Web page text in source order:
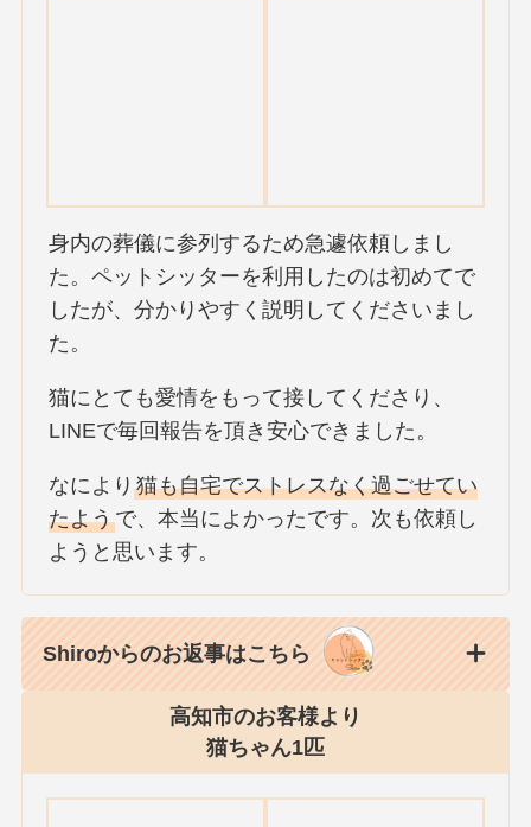
身内の葬儀に参列するため急遽依頼しまし
た。ペットシッターを利用したのは初めてで
したが、分かりやすく説明してくださいまし
た。
猫にとても愛情をもって接してくださり、
LINEで毎回報告を頂き安心できました。
なにより猫も自宅でストレスなく過ごせてい
たようで、本当によかったです。次も依頼し
ようと思います。
Shiroからのお返事はこちら
高知市のお客様より
猫ちゃん1匹